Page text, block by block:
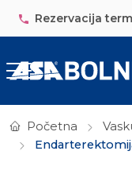
Rezervacija
Početna